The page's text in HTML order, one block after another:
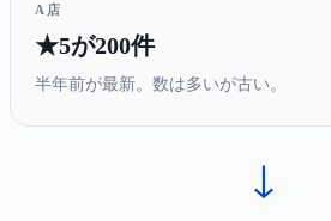
A店
★5が200件
半年前が最新。数は多いが古い。
→